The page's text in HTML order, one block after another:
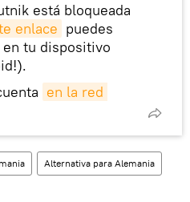
está bloqueada
enlace puedes
tu dispositivo
en la red
Alternativa para Alemania